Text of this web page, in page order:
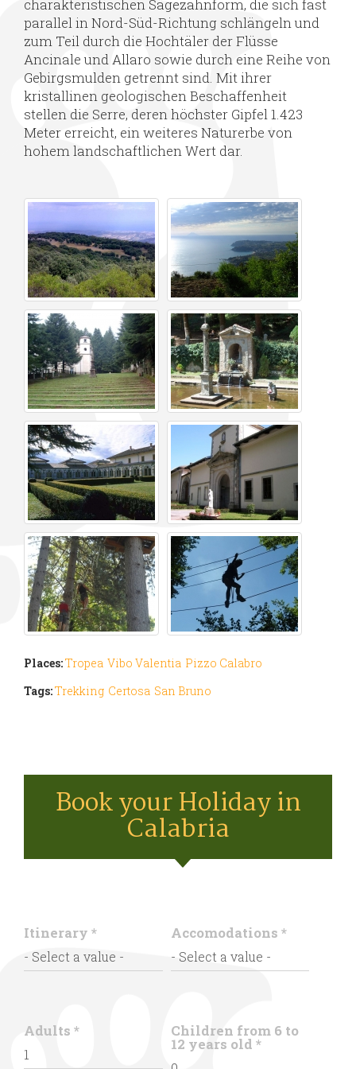
charakteristischen Sägezahnform, die sich fast
parallel in Nord-Süd-Richtung schlängeln und
zum Teil durch die Hochtäler der Flüsse
Ancinale und Allaro sowie durch eine Reihe von
Gebirgsmulden getrennt sind. Mit ihrer
kristallinen geologischen Beschaffenheit
stellen die Serre, deren höchster Gipfel 1.423
Meter erreicht, ein weiteres Naturerbe von
hohem landschaftlichen Wert dar.
Places:Tropea Vibo Valentia Pizzo Calabro
Tags:Trekking Certosa San Bruno
Book your Holiday in
Calabria
Itinerary * Accomodations *
Adults * Children from 6 to
12 years old *